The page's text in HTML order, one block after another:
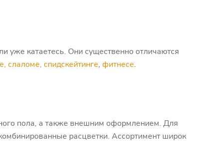
уже катаетесь. Они существенно отличаются
слаломе, спидскейтинге, фитнесе.
пола, а также внешним оформлением. Для
расцветки. Ассортимент широк